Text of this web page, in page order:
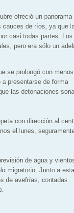
ofreció un panorama
cauces de ríos, ya que
casi todas partes. Los
pero era sólo un
se prolongó con menos
presentarse de forma
las detonaciones
con dirección al
el lunes,
de agua y
migratorio. Junto a
de avefrías, contadas